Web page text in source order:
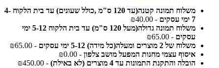
משלוח תמונה קטנה(עד 120 ס"מ ,כולל שעונים) עד בית הלקוח 4-
7 ימי עסקים
- ₪40.00
משלוח תמונה גדולה(מעל 120 ס"מ) עד בית הלקוח 5-12 ימי
עסקים - ₪65.00
משלוח של 2 מוצרים ומעלה(כל מידה) 5-12 ימי עסקים
- ₪65.00
איסוף עצמי מחנות המפעל מושב צלפון - ₪0.00
הובלה והתקנת התמונות עד 4 מוצרים (לא באילת)
- ₪450.00